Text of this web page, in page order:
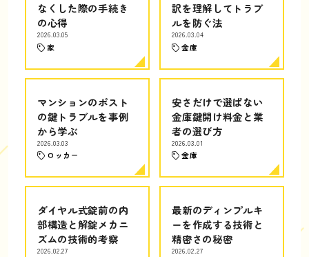
なくした際の手続き
の心得
2026.03.05
家
訳を理解してトラブ
ルを防ぐ法
2026.03.04
金庫
マンションのポスト
の鍵トラブルを事例
から学ぶ
2026.03.03
ロッカー
安さだけで選ばない
金庫鍵開け料金と業
者の選び方
2026.03.01
金庫
ダイヤル式錠前の内
部構造と解錠メカニ
ズムの技術的考察
2026.02.27
最新のディンプルキ
ーを作成する技術と
精密さの秘密
2026.02.27